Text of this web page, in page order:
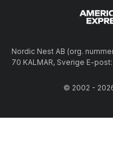
Nordic Nest AB (org.
70 KALMAR, Sverige E-
© 2002 -